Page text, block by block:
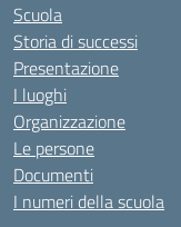
Scuola
Storia di successi
Presentazione
I luoghi
Organizzazione
Le persone
Documenti
I numeri della scuola